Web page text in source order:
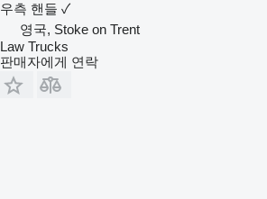
우측 핸들 ✓
영국, Stoke on Trent
Law Trucks
판매자에게 연락